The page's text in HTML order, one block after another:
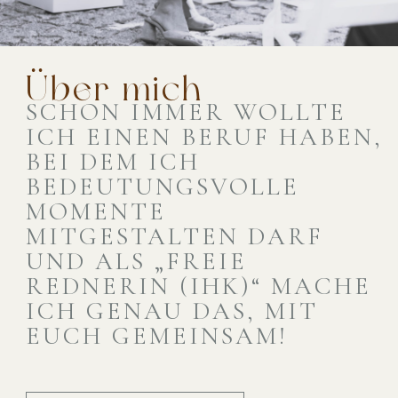
Über mich
SCHON IMMER WOLLTE
ICH EINEN BERUF HABEN,
BEI DEM ICH
BEDEUTUNGSVOLLE
MOMENTE
MITGESTALTEN DARF
UND ALS „FREIE
REDNERIN (IHK)“ MACHE
ICH GENAU DAS, MIT
EUCH GEMEINSAM!